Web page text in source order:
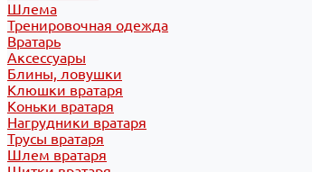
Шлема
Тренировочная одежда
Вратарь
Аксессуары
Блины, ловушки
Клюшки вратаря
Коньки вратаря
Нагрудники вратаря
Трусы вратаря
Шлем вратаря